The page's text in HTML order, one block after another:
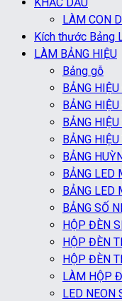
LÀM CON
Kích thước Bảng
LÀM BẢNG HIỆU
Bảng gỗ
BẢNG HIỆU
BẢNG
BẢNG
BẢNG
BẢNG
BẢNG LED
BẢNG LED
BẢNG SỐ
HỘP ĐÈN
HỘP ĐÈN
HỘP ĐÈN
LÀM HỘP
LED NEON